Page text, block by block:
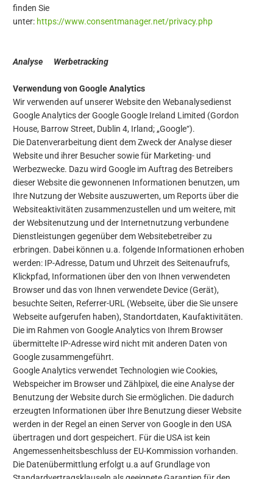
finden Sie
unter: https://www.consentmanager.net/privacy.php
Analyse Werbetracking
Verwendung von Google Analytics
Wir verwenden auf unserer Website den Webanalysedienst
Google Analytics der Google Google Ireland Limited (Gordon
House, Barrow Street, Dublin 4, Irland; „Google“).
Die Datenverarbeitung dient dem Zweck der Analyse dieser
Website und ihrer Besucher sowie für Marketing- und
Werbezwecke. Dazu wird Google im Auftrag des Betreibers
dieser Website die gewonnenen Informationen benutzen, um
Ihre Nutzung der Website auszuwerten, um Reports über die
Websiteaktivitäten zusammenzustellen und um weitere, mit
der Websitenutzung und der Internetnutzung verbundene
Dienstleistungen gegenüber dem Websitebetreiber zu
erbringen. Dabei können u.a. folgende Informationen erhoben
werden: IP-Adresse, Datum und Uhrzeit des Seitenaufrufs,
Klickpfad, Informationen über den von Ihnen verwendeten
Browser und das von Ihnen verwendete Device (Gerät),
besuchte Seiten, Referrer-URL (Webseite, über die Sie unsere
Webseite aufgerufen haben), Standortdaten, Kaufaktivitäten.
Die im Rahmen von Google Analytics von Ihrem Browser
übermittelte IP-Adresse wird nicht mit anderen Daten von
Google zusammengeführt.
Google Analytics verwendet Technologien wie Cookies,
Webspeicher im Browser und Zählpixel, die eine Analyse der
Benutzung der Website durch Sie ermöglichen. Die dadurch
erzeugten Informationen über Ihre Benutzung dieser Website
werden in der Regel an einen Server von Google in den USA
übertragen und dort gespeichert. Für die USA ist kein
Angemessenheitsbeschluss der EU-Kommission vorhanden.
Die Datenübermittlung erfolgt u.a auf Grundlage von